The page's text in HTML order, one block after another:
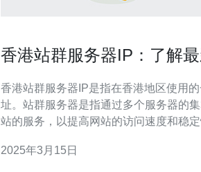
香港站群服务器IP：了解
香港站群服务器IP是指在香港地区使用
址。站群服务器是指通过多个服务器的
站的服务，以提高网站的访问速度和稳
港站群服务器IP有以下几个优势： 地理位置优势：香港位
2025年3月15日